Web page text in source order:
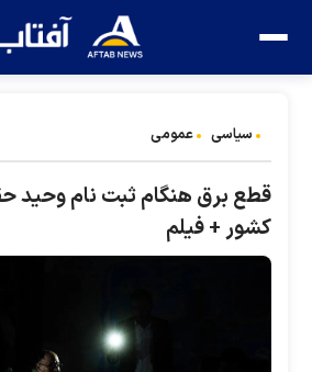
سیاسی عمومی
قطع برق هنگام ثبت نام وحید
کشور + فیلم